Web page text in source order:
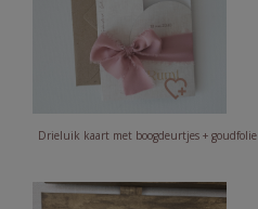
Drieluik kaart met boogdeurtjes + goudfolie